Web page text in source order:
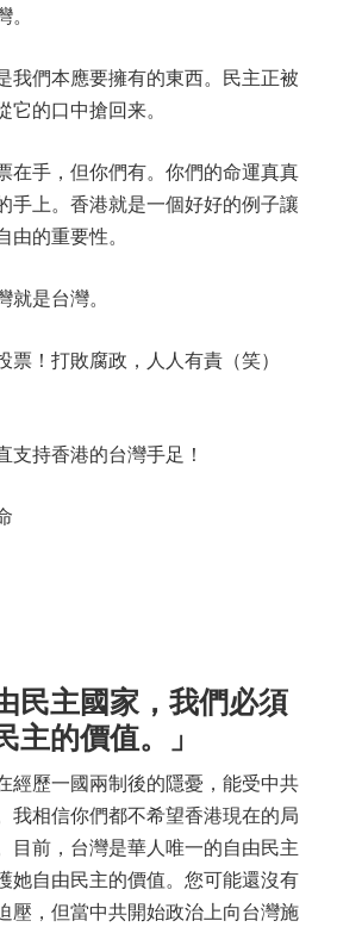
我們本應要擁有的東西。民主正被
的口中搶回来。
在手，但你們有。你們的命運真真
手上。香港就是一個好好的例子讓
的重要性。
是台灣。
票！打敗腐政，人人有責（笑）
支持香港的台灣手足！
民主國家，我們必須
主的價值。」
經歷一國兩制後的隱憂，能受中共
我相信你們都不希望香港現在的局
目前，台灣是華人唯一的自由民主
她自由民主的價值。您可能還沒有
壓，但當中共開始政治上向台灣施